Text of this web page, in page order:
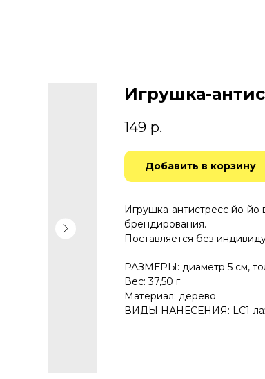
Игрушка-
149 р.
Добавить в корзину
Игрушка-антистресс йо-
брендирования.
Поставляется без
РАЗМЕРЫ: диаметр 5 см,
Вес: 37,50 г
Материал: дерево
ВИДЫ НАНЕСЕНИЯ: LC1-